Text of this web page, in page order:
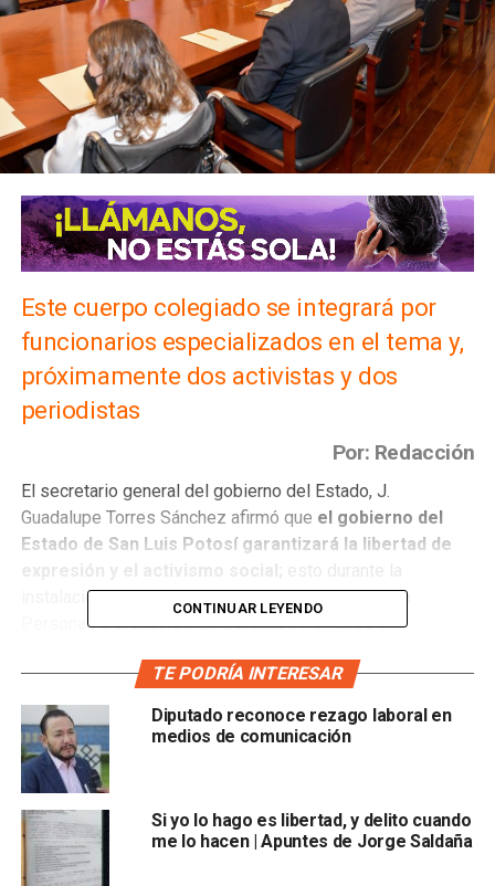
Este cuerpo colegiado se integrará por
funcionarios especializados en el tema y,
próximamente dos activistas y dos
periodistas
Por: Redacción
El secretario general del gobierno del Estado, J.
Guadalupe Torres Sánchez afirmó que el gobierno del
Estado de San Luis Potosí garantizará la libertad de
instalación del Mecanismo Estatal de Protección a
Personas Defensoras de Derechos Humanos y
4 de octubre a efecto de proteger la labor de periodistas y
defensores de derechos humanos, por lo tanto, se crearán
instancias para proteger de manera efectiva estas
“El gobierno de Ricardo Gallardo Cardona garantizará
a las y los periodistas y a las y los defensores de los
CONTINUAR LEYENDO
TE PODRÍA INTERESAR
Diputado reconoce rezago laboral en
medios de comunicación
Si yo lo hago es libertad, y delito cuando
me lo hacen | Apuntes de Jorge Saldaña